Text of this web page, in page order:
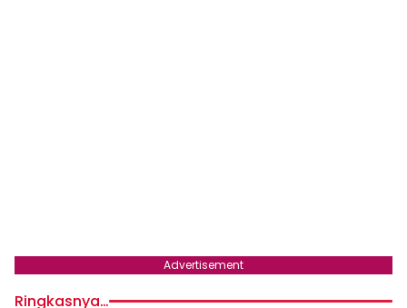
Advertisement
Ringkasnya…